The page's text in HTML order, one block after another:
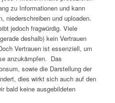
zu Informationen und kann
niederschreiben und uploaden.
jedoch fragwürdig. Viele
deshalb) kein Vertrauen
Vertrauen ist essenziell, um
anzukämpfen. Das
sowie die Darstellung der
dies wirkt sich auch auf den
bald keine ausgebildeten